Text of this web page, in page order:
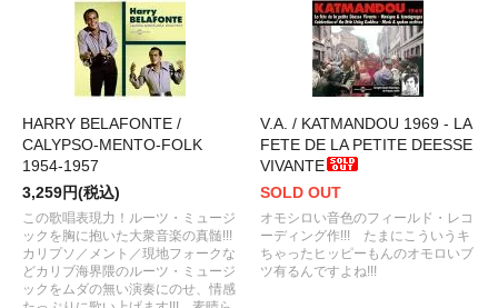
HARRY BELAFONTE /
CALYPSO-MENTO-FOLK
1954-1957
3,259円(税込)
この歌唱表現力！ルーツ・ミュージ
ックを胸に抱いた大衆音楽の真髄!!!
カリプソ／メント／現地フォークな
どカリブ海界隈のルーツ・ミュージ
ックをムダの無い演奏にのせ、情感
V.A. / KATMANDOU 1969 - LA
FETE DE LA PETITE DEESSE
VIVANTE
SOLD OUT
オモシロい音色のフィールド・レコ
ーディング作!!! たまにこういうキ
ちゃったヒッピーもんのオモロいブ
ツ有るんですよね!!!